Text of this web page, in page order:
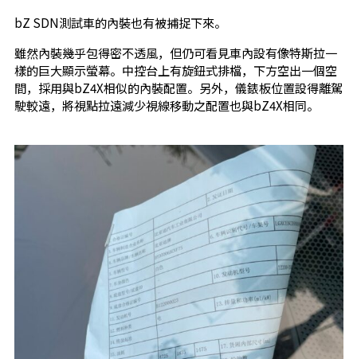
bZ SDN測試車的內裝也有被捕捉下來。
雖然內裝幾乎包得密不透風，但仍可看見車內設有像特斯拉一
樣的巨大顯示螢幕。中控台上有旋鈕式排檔，下方空出一個空
間，採用與bZ4X相似的內裝配置。另外，儀錶板位置設得離駕
駛較遠，將視點拉遠減少視線移動之配置也與bZ4X相同。